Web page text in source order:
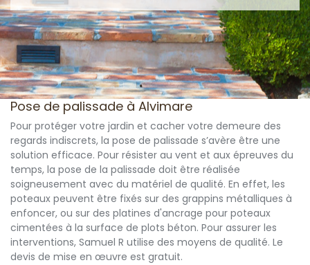
Pose de palissade à Alvimare
Pour protéger votre jardin et cacher votre demeure des
regards indiscrets, la pose de palissade s’avère être une
solution efficace. Pour résister au vent et aux épreuves du
temps, la pose de la palissade doit être réalisée
soigneusement avec du matériel de qualité. En effet, les
poteaux peuvent être fixés sur des grappins métalliques à
enfoncer, ou sur des platines d'ancrage pour poteaux
cimentées à la surface de plots béton. Pour assurer les
interventions, Samuel R utilise des moyens de qualité. Le
devis de mise en œuvre est gratuit.